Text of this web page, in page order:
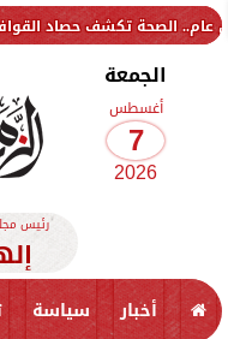
الجمعة
أغسطس
7
2026
رئيس
أخبار سياسة